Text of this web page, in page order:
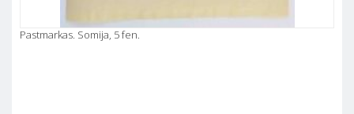
Pastmarkas. Somija, 5 fen.